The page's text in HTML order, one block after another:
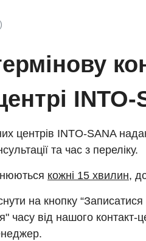
)
INTO-
центрів INTO-SANA
та час з переліку.
кожні 15 хвилин,
на кнопку
часу від нашого контакт-